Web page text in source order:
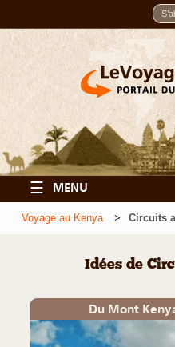
☰ MENU
Voyage au Kenya Circuits
Idées de
Du Mont